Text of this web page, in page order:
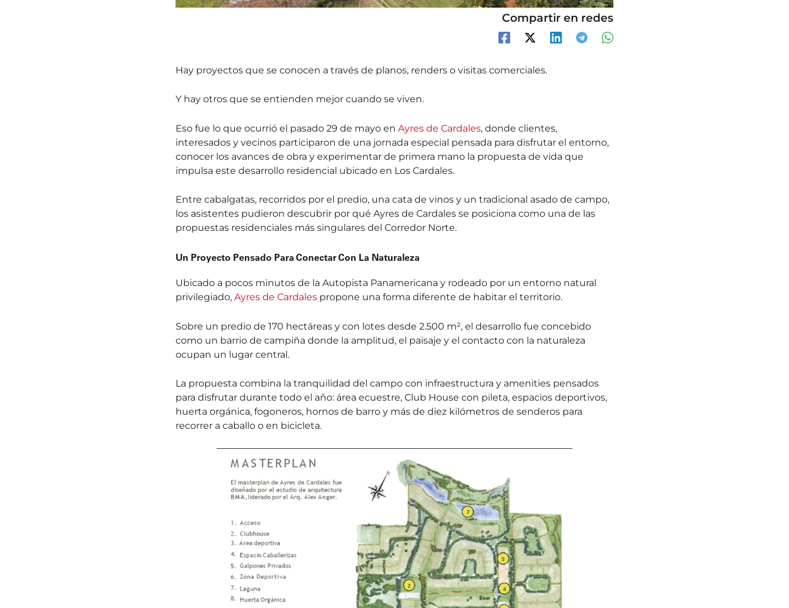
Compartir en redes
Hay proyectos que se conocen a través de planos, renders o visitas comerciales.
Y hay otros que se entienden mejor cuando se viven.
Eso fue lo que ocurrió el pasado 29 de mayo en Ayres de Cardales, donde clientes,
interesados y vecinos participaron de una jornada especial pensada para disfrutar el entorno,
conocer los avances de obra y experimentar de primera mano la propuesta de vida que
impulsa este desarrollo residencial ubicado en Los Cardales.
Entre cabalgatas, recorridos por el predio, una cata de vinos y un tradicional asado de campo,
los asistentes pudieron descubrir por qué Ayres de Cardales se posiciona como una de las
propuestas residenciales más singulares del Corredor Norte.
Un Proyecto Pensado Para Conectar Con La Naturaleza
Ubicado a pocos minutos de la Autopista Panamericana y rodeado por un entorno natural
privilegiado, Ayres de Cardalespropone una forma diferente de habitar el territorio.
Sobre un predio de 170 hectáreas y con lotes desde 2.500 m², el desarrollo fue concebido
como un barrio de campiña donde la amplitud, el paisaje y el contacto con la naturaleza
ocupan un lugar central.
La propuesta combina la tranquilidad del campo con infraestructura y amenities pensados
para disfrutar durante todo el año: área ecuestre, Club House con pileta, espacios deportivos,
huerta orgánica, fogoneros, hornos de barro y más de diez kilómetros de senderos para
recorrer a caballo o en bicicleta.